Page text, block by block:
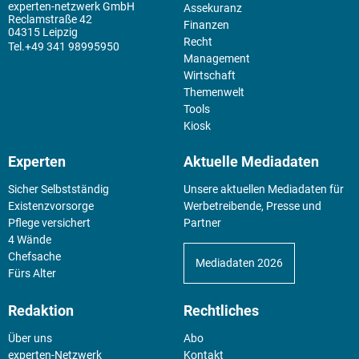
experten-netzwerk GmbH
Reclamstraße 42
04315 Leipzig
+49 341 98995950
Assekuranz
Finanzen
Recht
Management
Wirtschaft
Themenwelt
Tools
Kiosk
Experten
Sicher Selbstständig
Existenz­vorsorge
Pflege versichert
4 Wände
Chefsache
Fürs Alter
Aktuelle Mediadaten
Unsere aktuellen Mediadaten für
Werbetreibende, Presse und
Partner
Mediadaten 2026
Redaktion
Über uns
experten-Netzwerk
Rechtliches
Abo
Kontakt